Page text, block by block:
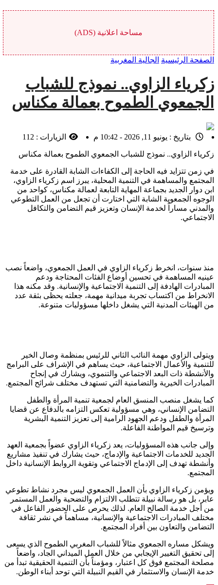
مساحة اعلانية (ADS)
الصفحة الرئيسية الجالية المغربية
زكرياء الزاوي.. نموذج للشباب
الجمعوي الطموح بعمالة مكناس
بتاريخ : يونيو 11, 2026 - 10:42 م الزيارات : 112
زكرياء الزاوي.. نموذج للشباب الجمعوي الطموح بعمالة مكناس
في زمن تتزايد فيه الحاجة إلى الكفاءات الشابة القادرة على خدمة
المجتمع والمساهمة في التنمية المحلية، يبرز اسم زكرياء الزاوي،
ابن دوار الجديد بجماعة المهاية التابعة لعمالة مكناس، كواحد من
الوجوه الجمعوية الشابة التي اختارت أن تجعل من العمل التطوعي
والمدني مساراً لخدمة الإنسان وتعزيز قيم التضامن والتكافل
الاجتماعي.
منذ سنوات، انخرط زكرياء الزاوي في العمل الجمعوي، واضعاً نصب
عينيه المساهمة في تحسين أوضاع الفئات المحتاجة ودعم
المبادرات الهادفة إلى التنمية الاجتماعية والإنسانية. وقد مكنه هذا
الانخراط من اكتساب تجربة ميدانية مهمة، جعلته يحظى بثقة عدد
من الهيئات المدنية التي يشغل داخلها مسؤوليات متنوعة.
ويتولى الزاوي مهمة النائب الثاني للرئيس بمنظمة وصال الخير
للتنمية والأعمال الاجتماعية، حيث يساهم في الإشراف على البرامج
والأنشطة ذات البعد الاجتماعي والتنموي، ويشارك في إنجاح
المبادرات الخيرية والتضامنية التي تستهدف مختلف شرائح المجتمع.
كما يشغل منصب المنسق العام لجمعية تنمية المرأة والطفل
التضامن الإنساني، وهي مسؤولية تعكس التزامه بالدفاع عن قضايا
المرأة والطفل ودعم الجهود الرامية إلى تعزيز التنمية البشرية
وترسيخ قيم المواطنة الفاعلة.
وإلى جانب هذه المسؤوليات، يعد زكرياء الزاوي عضواً بجمعية العهد
الجديد للخدمات الاجتماعية والإدماج، حيث يشارك في تنفيذ مشاريع
وأنشطة تهدف إلى الإدماج الاجتماعي وتقوية الروابط الإنسانية داخل
المجتمع.
ويؤمن زكرياء الزاوي بأن العمل الجمعوي ليس مجرد نشاط تطوعي
عابر، بل هو رسالة نبيلة تتطلب الالتزام والتضحية والعمل المستمر
من أجل خدمة الصالح العام. لذلك يحرص على الحضور الفاعل في
مختلف المبادرات الاجتماعية والإنسانية، مساهماً في نشر ثقافة
التضامن والتعاون بين أفراد المجتمع.
ويشكل مساره الجمعوي مثالاً للشباب المغربي الطموح الذي يسعى
إلى تحقيق التغيير الإيجابي من خلال العمل الميداني الجاد، واضعاً
مصلحة المجتمع فوق كل اعتبار، ومؤمناً بأن التنمية الحقيقية تبدأ من
خدمة الإنسان والاستثمار في القيم النبيلة التي توحد أبناء الوطن.